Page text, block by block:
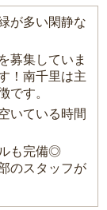
が多い閑静な
募集していま
！南千里は主
です。
いている時間
も完備◎
のスタッフが